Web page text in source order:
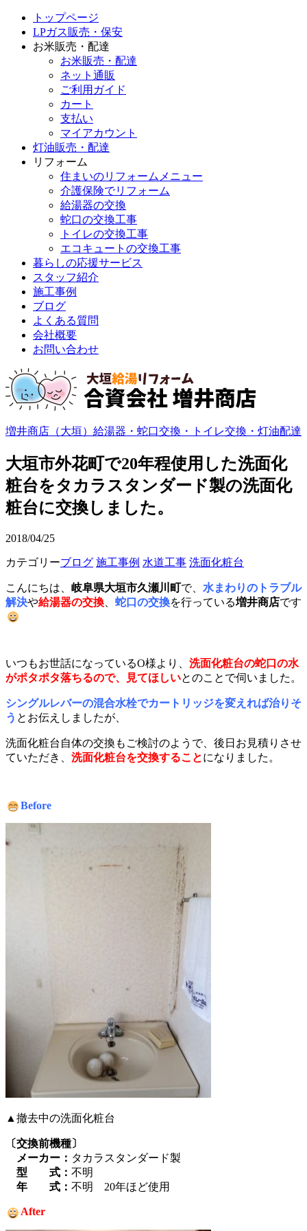
トップページ
LPガス販売・保安
お米販売・配達
お米販売・配達
ネット通販
ご利用ガイド
カート
支払い
マイアカウント
灯油販売・配達
リフォーム
住まいのリフォームメニュー
介護保険でリフォーム
給湯器の交換
蛇口の交換工事
トイレの交換工事
エコキュートの交換工事
暮らしの応援サービス
スタッフ紹介
施工事例
ブログ
よくある質問
会社概要
お問い合わせ
増井商店（大垣）給湯器・蛇口交換・トイレ交換・灯油配達
大垣市外花町で20年程使用した洗面化
粧台をタカラスタンダード製の洗面化
粧台に交換しました。
2018/04/25
カテゴリーブログ 施工事例 水道工事 洗面化粧台
こんにちは、 岐阜県大垣市久瀬川町で、 水まわりのトラブル
解決や給湯器の交換 蛇口の交換を行っている増井商店です
いつもお世話になっているO様より、 洗面化粧台の蛇口の水
がポタポタ落ちるので、見てほしいとのことで伺いました。
シングルレバーの混合水栓でカートリッジを変えれば治りそ
う とお伝えしましたが、
洗面化粧台自体の交換もご検討のようで、後日お見積りさせ
ていただき、 洗面化粧台を交換することになりました。
Before
▲撤去中の洗面化粧台
〔交換前機種〕
メーカー： タカラスタンダード製
型 式： 不明
年 式： 不明 20年ほど使用
After